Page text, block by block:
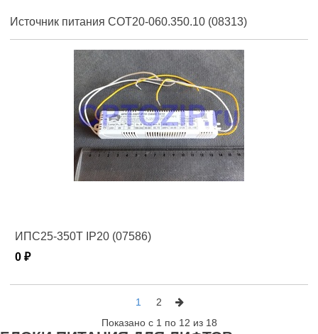
Источник питания СОТ20-060.350.10 (08313)
ИПС25-350Т IP20 (07586)
0 ₽
1
2
Показано с 1 по 12 из 18